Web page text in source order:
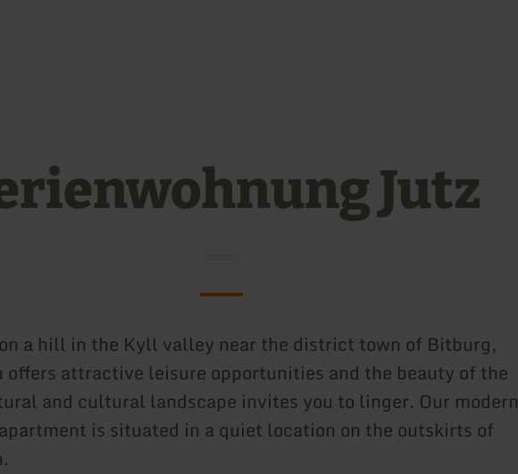
Jutz
a hill in the Kyll valley near the district town of Bitburg,
offers attractive leisure opportunities and the beauty of the
and cultural landscape invites you to linger. Our modern
is situated in a quiet location on the outskirts of